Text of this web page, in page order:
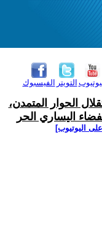
الفيسبوك التويتر
الحوار المتمدن،
اليساري الحر
اليوتيوب]